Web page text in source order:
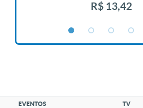
R$ 13,42
EVENTOS TV